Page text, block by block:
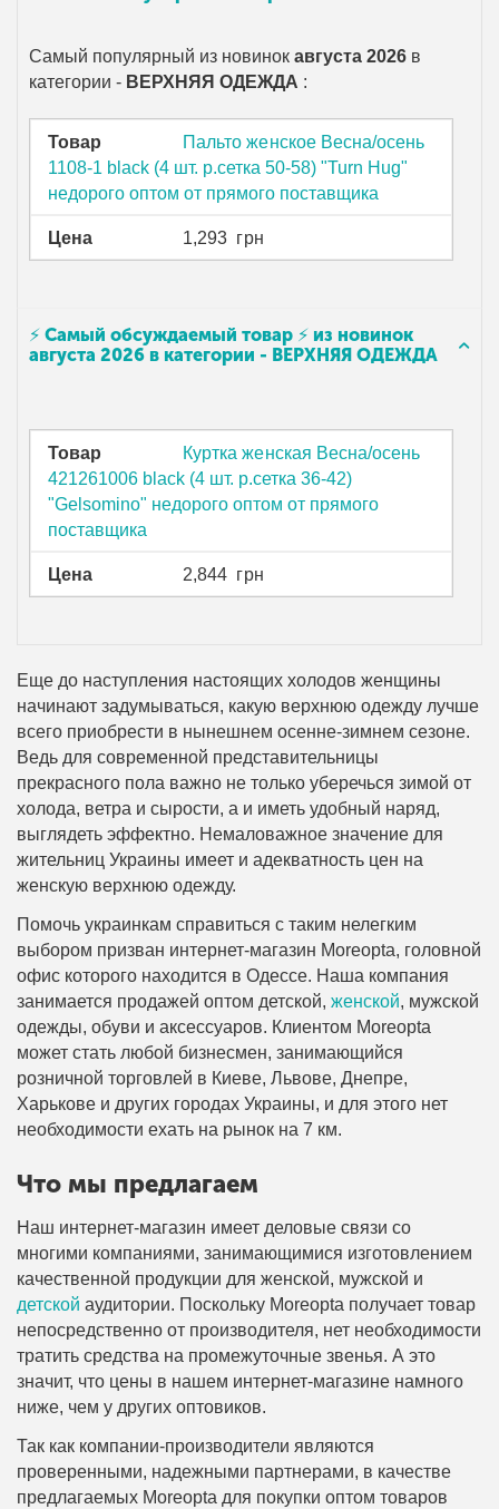
Самый популярный из новинокавгуста 2026 в
категории - ВЕРХНЯЯ ОДЕЖДА :
Товар
Пальто женское Весна/осень
1108-1 black (4 шт. р.сетка 50-58) "Turn Hug"
недорого оптом от прямого поставщика
Цена 1,293 грн
⚡ Самый обсуждаемый товар ⚡ из новинок
августа 2026 в категории - ВЕРХНЯЯ ОДЕЖДА
Товар
Куртка женская Весна/осень
421261006 black (4 шт. р.сетка 36-42)
"Gelsomino" недорого оптом от прямого
поставщика
Цена 2,844 грн
Еще до наступления настоящих холодов женщины
начинают задумываться, какую верхнюю одежду лучше
всего приобрести в нынешнем осенне-зимнем сезоне.
Ведь для современной представительницы
прекрасного пола важно не только уберечься зимой от
холода, ветра и сырости, а и иметь удобный наряд,
выглядеть эффектно. Немаловажное значение для
жительниц Украины имеет и адекватность цен на
женскую верхнюю одежду.
Помочь украинкам справиться с таким нелегким
выбором призван интернет-магазин Moreopta, головной
офис которого находится в Одессе. Наша компания
занимается продажей оптом детской,женской, мужской
одежды, обуви и аксессуаров. Клиентом Moreopta
может стать любой бизнесмен, занимающийся
розничной торговлей в Киеве, Львове, Днепре,
Харькове и других городах Украины, и для этого нет
необходимости ехать на рынок на 7 км.
Что мы предлагаем
Наш интернет-магазин имеет деловые связи со
многими компаниями, занимающимися изготовлением
качественной продукции для женской, мужской и
детской аудитории. Поскольку Moreopta получает товар
непосредственно от производителя, нет необходимости
тратить средства на промежуточные звенья. А это
значит, что цены в нашем интернет-магазине намного
ниже, чем у других оптовиков.
Так как компании-производители являются
проверенными, надежными партнерами, в качестве
предлагаемых Moreopta для покупки оптом товаров